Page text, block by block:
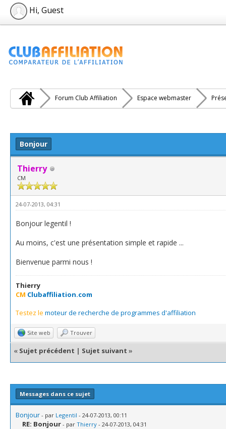
Hi, Guest
Forum Club Affiliation Espace webmaster
Bonjour
Thierry
CM
24-07-2013, 04:31
Bonjour legentil !
Au moins, c'est une présentation simple et rapide ...
Bienvenue parmi nous !
Thierry
CM Clubaffiliation.com
Testez le moteur de recherche de programmes d'affiliation
Site web Trouver
« Sujet précédent | Sujet suivant »
Messages dans ce sujet
Bonjour - par Legentil - 24-07-2013, 00:11
RE: Bonjour - par Thierry - 24-07-2013, 04:31